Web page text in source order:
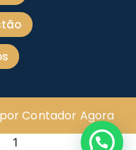
Contador Agora
1